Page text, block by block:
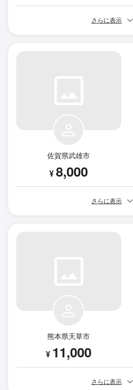
さらに表示
佐賀県武雄市
¥8,000
さらに表示
熊本県天草市
¥ 11,000
さらに表示